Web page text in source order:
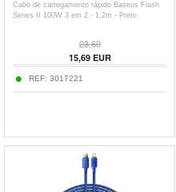
Cabo de carregamento rápido Baseus Flash
Series II 100W 3 em 2 - 1.2m - Preto
23,60
15,69EUR
REF: 3017221